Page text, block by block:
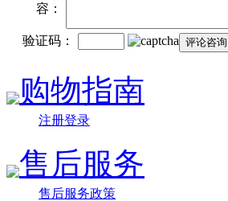
容：
验证码：
购物指南
注册登录
售后服务
售后服务政策